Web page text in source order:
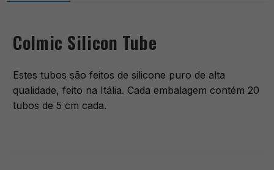
Colmic Silicon Tube
Estes tubos são feitos de silicone puro de alta
qualidade, feito na Itália. Cada embalagem contém 20
tubos de 5 cm cada.